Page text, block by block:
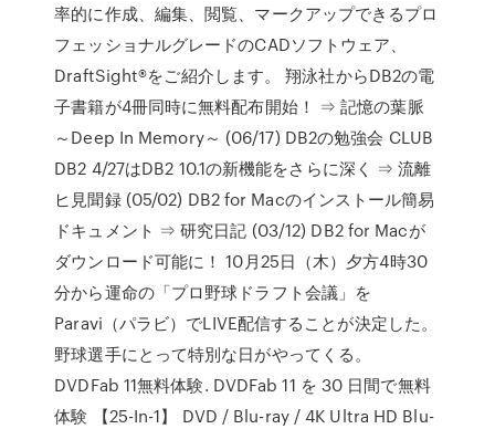
率的に作成、編集、閲覧、マークアップできるプロ
フェッショナルグレードのCADソフトウェア、
DraftSight®をご紹介します。 翔泳社からDB2の電
子書籍が4冊同時に無料配布開始！ ⇒ 記憶の葉脈
～Deep In Memory～ (06/17) DB2の勉強会 CLUB
DB2 4/27はDB2 10.1の新機能をさらに深く ⇒ 流離
ヒ見聞録 (05/02) DB2 for Macのインストール簡易
ドキュメント ⇒ 研究日記 (03/12) DB2 for Macが
ダウンロード可能に！ 10月25日（木）夕方4時30
分から運命の「プロ野球ドラフト会議」を
Paravi（パラビ）でLIVE配信することが決定した。
野球選手にとって特別な日がやってくる。
DVDFab 11無料体験. DVDFab 11 を 30 日間で無料
体験 【25-In-1】 DVD / Blu-ray / 4K Ultra HD Blu-